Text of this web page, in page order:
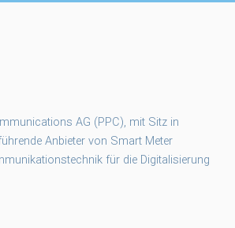
AG (PPC), mit Sitz in
Anbieter von Smart Meter
für die Digitalisierung